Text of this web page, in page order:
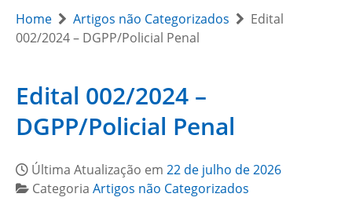
Home Artigos não Categorizados
Edital
002/2024 – DGPP/Policial Penal
Edital 002/2024 –
DGPP/Policial Penal
Última Atualização em 22 de julho de 2026
Categoria Artigos não Categorizados